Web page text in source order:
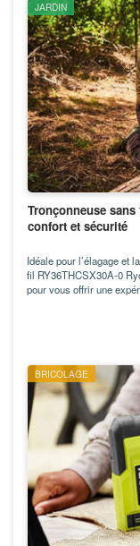
JARDIN
Tronçonneuse
confort et sécurité
Idéale pour l’élagage et
fil RY36THCSX30A-0
pour vous offrir une
BRICOLAGE